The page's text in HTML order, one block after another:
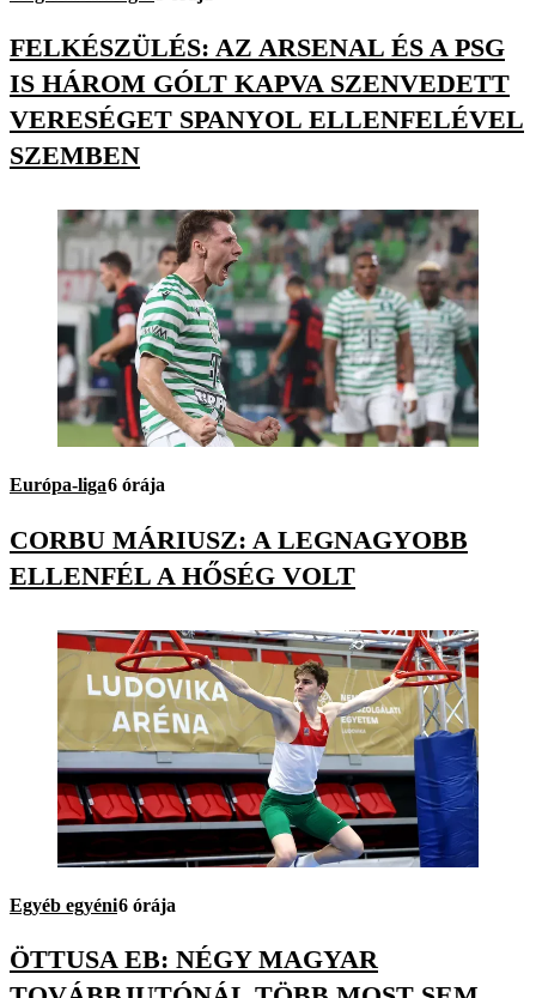
FELKÉSZÜLÉS: AZ ARSENAL ÉS A PSG
IS HÁROM GÓLT KAPVA SZENVEDETT
VERESÉGET SPANYOL ELLENFELÉVEL
SZEMBEN
Európa-liga6 órája
CORBU MÁRIUSZ: A LEGNAGYOBB
ELLENFÉL A HŐSÉG VOLT
Egyéb egyéni6 órája
ÖTTUSA EB: NÉGY MAGYAR